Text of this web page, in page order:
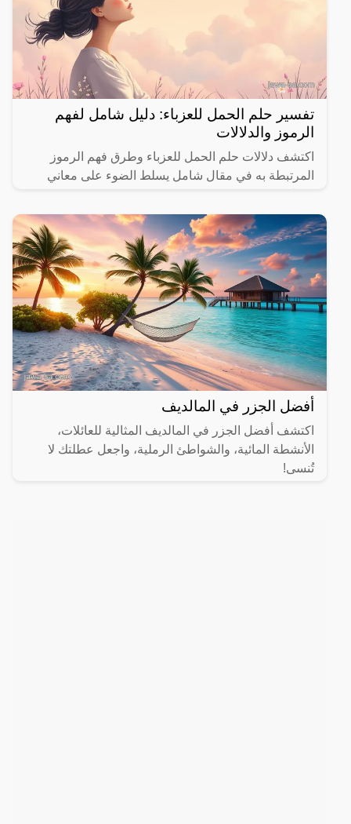
تفسير حلم الحمل للعزباء: دليل شامل لفهم
الرموز والدلالات
اكتشف دلالات حلم الحمل للعزباء وطرق فهم الرموز
المرتبطة به في مقال شامل يسلط الضوء على معاني
أفضل الجزر في المالديف
اكتشف أفضل الجزر في المالديف المثالية للعائلات،
الأنشطة المائية، والشواطئ الرملية، واجعل عطلتك لا
تُنسى!